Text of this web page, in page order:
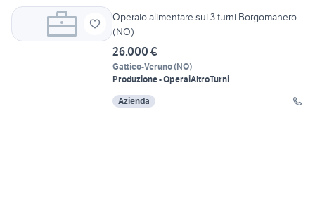
Operaio alimentare sui 3 turni Borgomanero
(NO)
26.000 €
Gattico-Veruno(NO)
Produzione - OperaiAltroTurni
Azienda